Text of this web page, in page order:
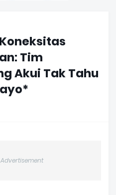
Tim
Akui Tak Tahu